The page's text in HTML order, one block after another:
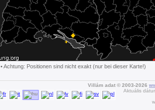
• Achtung: Positionen sind nicht exakt (nur bei dieser Karte!)
Villám adat © 2003-2026
Aktuális